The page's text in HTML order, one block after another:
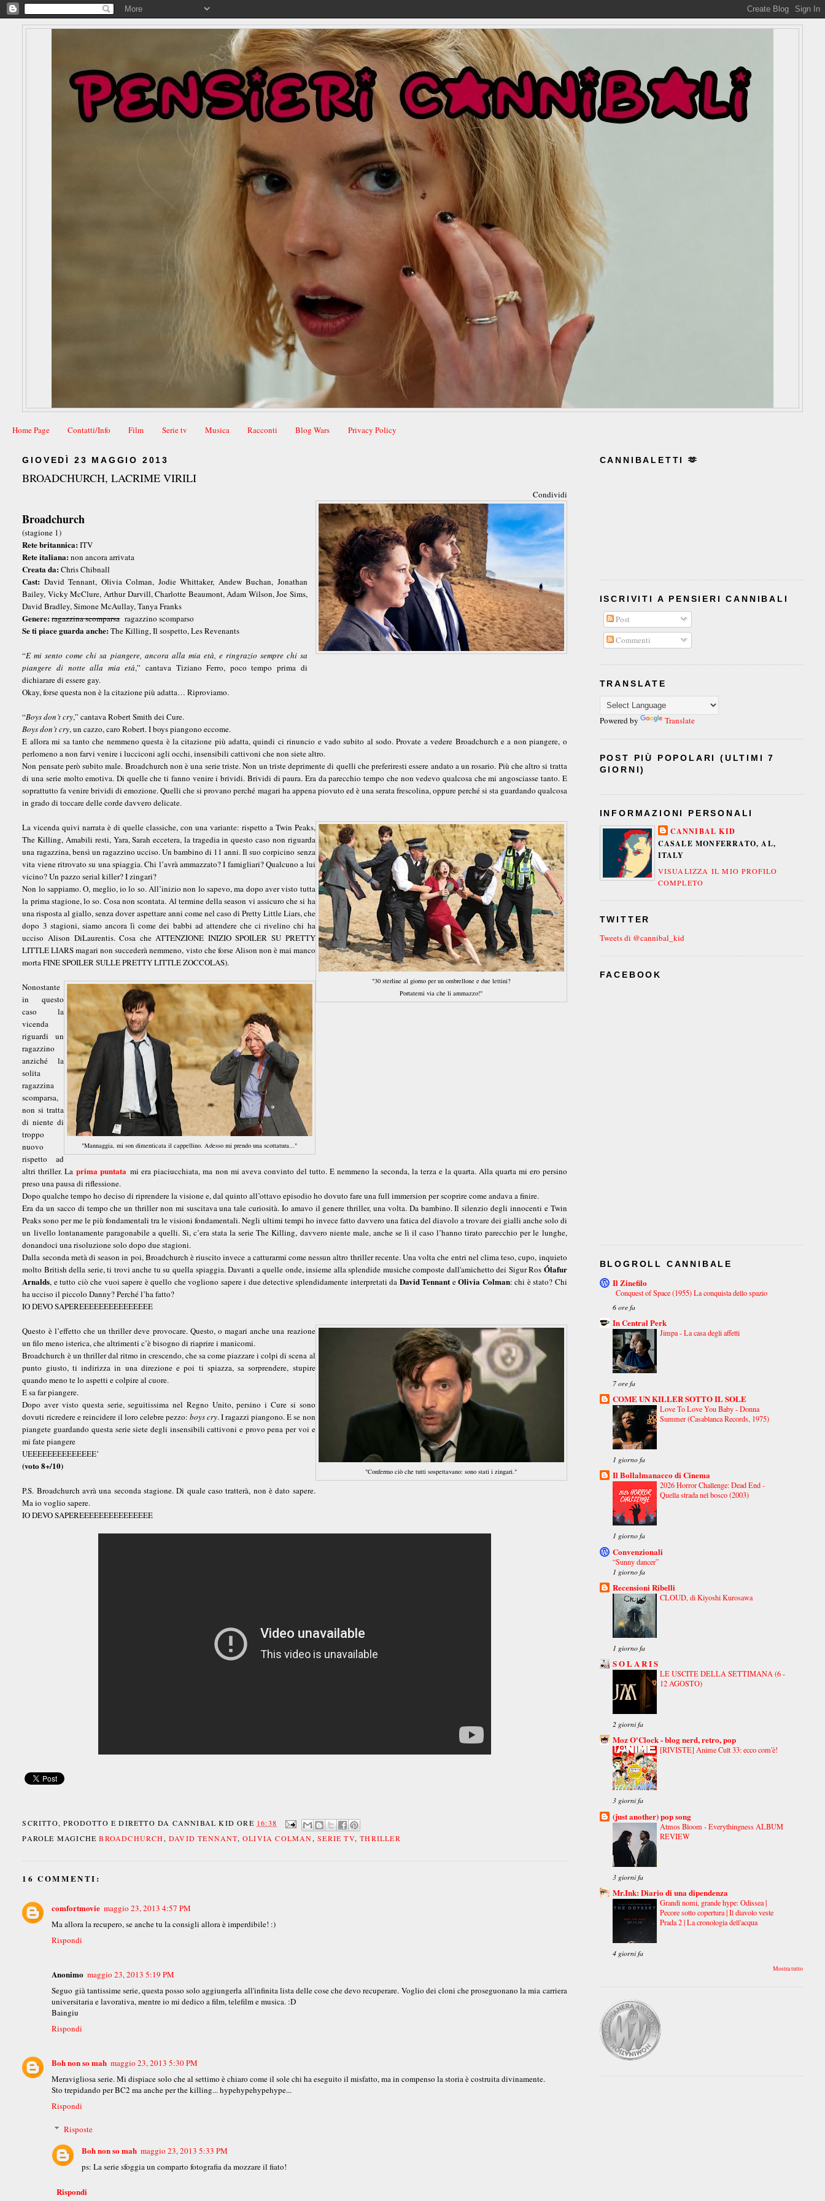
Home Page Contatti/Info Film Serie tv Musica Racconti Blog Wars Privacy Policy
GIOVEDÌ 23 MAGGIO 2013
BROADCHURCH, LACRIME VIRILI
Condividi
Broadchurch
(stagione 1)
Rete britannica:ITV
Rete italiana:non ancora arrivata
Creata da:Chris Chibnall
Cast: David Tennant, Olivia Colman, Jodie Whittaker, Andew Buchan, Jonathan
Bailey, Vicky McClure, Arthur Darvill, Charlotte Beaumont, Adam Wilson, Joe Sims,
David Bradley, Simone McAullay, Tanya Franks
Genere:ragazzina scomparsaragazzino scomparso
Se ti piace guarda anche:The Killing, Il sospetto, Les Revenants
“E mi sento come chi sa piangere, ancora alla mia età, e ringrazio sempre chi sa
piangere di notte alla mia età,” cantava Tiziano Ferro, poco tempo prima di
dichiarare di essere gay.
Okay, forse questa non è la citazione più adatta… Riproviamo.
“Boys don’t cry,” cantava Robert Smith dei Cure.
Boys don’t cry, un cazzo, caro Robert. I boys piangono eccome.
E allora mi sa tanto che nemmeno questa è la citazione più adatta, quindi ci rinuncio e vado subito al sodo. Provate a vedere Broadchurch e a non piangere, o
perlomeno a non farvi venire i lucciconi agli occhi, insensibili cattivoni che non siete altro.
Non pensate però subito male. Broadchurch non è una serie triste. Non un triste deprimente di quelli che preferiresti essere andato a un rosario. Più che altro si tratta
di una serie molto emotiva. Di quelle che ti fanno venire i brividi. Brividi di paura. Era da parecchio tempo che non vedevo qualcosa che mi angosciasse tanto. E
soprattutto fa venire brividi di emozione. Quelli che si provano perché magari ha appena piovuto ed è una serata frescolina, oppure perché si sta guardando qualcosa
in grado di toccare delle corde davvero delicate.
"30 sterline al giorno per un ombrellone e due lettini?
Portatemi via che li ammazzo!"
La vicenda quivi narrata è di quelle classiche, con una variante: rispetto a Twin Peaks,
The Killing, Amabili resti, Yara, Sarah eccetera, la tragedia in questo caso non riguarda
una ragazzina, bensì un ragazzino ucciso. Un bambino di 11 anni. Il suo corpicino senza
vita viene ritrovato su una spiaggia. Chi l’avrà ammazzato? I famigliari? Qualcuno a lui
vicino? Un pazzo serial killer? I zingari?
Non lo sappiamo. O, meglio, io lo so. All’inizio non lo sapevo, ma dopo aver visto tutta
la prima stagione, lo so. Cosa non scontata. Al termine della season vi assicuro che si ha
una risposta al giallo, senza dover aspettare anni come nel caso di Pretty Little Liars, che
dopo 3 stagioni, siamo ancora lì come dei babbi ad attendere che ci rivelino chi ha
ucciso Alison DiLaurentis. Cosa che ATTENZIONE INIZIO SPOILER SU PRETTY
LITTLE LIARS magari non succederà nemmeno, visto che forse Alison non è mai manco
morta FINE SPOILER SULLE PRETTY LITTLE ZOCCOLAS).
"Mannaggia, mi son dimenticata il cappellino. Adesso mi prendo una scottatura..."
Nonostante
in questo
caso la
vicenda
riguardi un
ragazzino
anziché la
solita
ragazzina
scomparsa,
non si tratta
di niente di
troppo
nuovo
rispetto ad
altri thriller. Laprima puntata mi era piaciucchiata, ma non mi aveva convinto del tutto. E nemmeno la seconda, la terza e la quarta. Alla quarta mi ero persino
preso una pausa di riflessione.
Dopo qualche tempo ho deciso di riprendere la visione e, dal quinto all’ottavo episodio ho dovuto fare una full immersion per scoprire come andava a finire.
Era da un sacco di tempo che un thriller non mi suscitava una tale curiosità. Io amavo il genere thriller, una volta. Da bambino. Il silenzio degli innocenti e Twin
Peaks sono per me le più fondamentali tra le visioni fondamentali. Negli ultimi tempi ho invece fatto davvero una fatica del diavolo a trovare dei gialli anche solo di
un livello lontanamente paragonabile a quelli. Sì, c’era stata la serie The Killing, davvero niente male, anche se lì il caso l’hanno tirato parecchio per le lunghe,
donandoci una risoluzione solo dopo due stagioni.
Dalla seconda metà di season in poi, Broadchurch è riuscito invece a catturarmi come nessun altro thriller recente. Una volta che entri nel clima teso, cupo, inquieto
molto British della serie, ti trovi anche tu su quella spiaggia. Davanti a quelle onde, insieme alla splendide musiche composte dall'amichetto dei Sigur Ros Ólafur
Arnalds, e tutto ciò che vuoi sapere è quello che vogliono sapere i due detective splendidamente interpretati da David Tennant eOlivia Colman: chi è stato? Chi
ha ucciso il piccolo Danny? Perché l’ha fatto?
IO DEVO SAPEREEEEEEEEEEEEEEE
"Confermo ciò che tutti sospettavano: sono stati i zingari."
Questo è l’effetto che un thriller deve provocare. Questo, o magari anche una reazione
un filo meno isterica, che altrimenti c’è bisogno di riaprire i manicomi.
Broadchurch è un thriller dal ritmo in crescendo, che sa come piazzare i colpi di scena al
punto giusto, ti indirizza in una direzione e poi ti spiazza, sa sorprendere, stupire
quando meno te lo aspetti e colpire al cuore.
E sa far piangere.
Dopo aver visto questa serie, seguitissima nel Regno Unito, persino i Cure si sono
dovuti ricredere e reincidere il loro celebre pezzo:boys cry. I ragazzi piangono. E se non
piangete guardando questa serie siete degli insensibili cattivoni e provo pena per voi e
mi fate piangere
UEEEEEEEEEEEEEE’
(voto 8+/10)
P.S. Broadchurch avrà una seconda stagione. Di quale caso tratterà, non è dato sapere.
Ma io voglio sapere.
IO DEVO SAPEREEEEEEEEEEEEEEE
SCRITTO, PRODOTTO E DIRETTO DA CANNIBAL KID ORE 16:38
PAROLE MAGICHEBROADCHURCH,DAVID TENNANT,OLIVIA COLMAN,SERIE TV,THRILLER
16 COMMENTI:
comfortmovie maggio 23, 2013 4:57 PM
Ma allora la recupero, se anche tu la consigli allora è imperdibile! :)
Rispondi
Anonimo maggio 23, 2013 5:19 PM
Seguo già tantissime serie, questa posso solo aggiungerla all'infinita lista delle cose che devo recuperare. Voglio dei cloni che proseguonano la mia carriera
universitaria e lavorativa, mentre io mi dedico a film, telefilm e musica. :D
Baingiu
Rispondi
Boh non so mah maggio 23, 2013 5:30 PM
Meravigliosa serie. Mi dispiace solo che al settimo è chiaro come il sole chi ha eseguito il misfatto, ma in compenso la storia è costruita divinamente.
Sto trepidando per BC2 ma anche per the killing... hypehypehypehype...
Rispondi
Risposte
Boh non so mah maggio 23, 2013 5:33 PM
ps: La serie sfoggia un comparto fotografia da mozzare il fiato!
Rispondi
CANNIBALETTI 🫶
ISCRIVITI A PENSIERI CANNIBALI
Post
Commenti
TRANSLATE
Powered by Translate
POST PIÙ POPOLARI (ULTIMI 7
GIORNI)
INFORMAZIONI PERSONALI
CANNIBAL KID
CASALE MONFERRATO, AL,
ITALY
VISUALIZZA IL MIO PROFILO
COMPLETO
TWITTER
Tweets di @cannibal_kid
FACEBOOK
BLOGROLL CANNIBALE
Il Zinefilo
Conquest of Space (1955) La conquista dello spazio
6 ore fa
In Central Perk
Jimpa - La casa degli affetti
7 ore fa
COME UN KILLER SOTTO IL SOLE
Love To Love You Baby - Donna
Summer (Casablanca Records, 1975)
1 giorno fa
Il Bollalmanacco di Cinema
2026 Horror Challenge: Dead End -
Quella strada nel bosco (2003)
1 giorno fa
Convenzionali
“Sunny dancer”
1 giorno fa
Recensioni Ribelli
CLOUD, di Kiyoshi Kurosawa
1 giorno fa
S O L A R I S
LE USCITE DELLA SETTIMANA (6 -
12 AGOSTO)
2 giorni fa
Moz O'Clock - blog nerd, retro, pop
[RIVISTE] Anime Cult 33: ecco com'è!
3 giorni fa
(just another) pop song
Atmos Bloom - Everythingness ALBUM
REVIEW
3 giorni fa
Mr.Ink: Diario di una dipendenza
Grandi nomi, grande hype: Odissea |
Pecore sotto copertura | Il diavolo veste
Prada 2 | La cronologia dell'acqua
4 giorni fa
Mostra tutto